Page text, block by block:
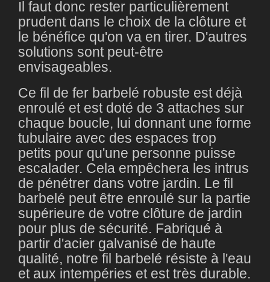
Il faut donc rester particulièrement
prudent dans le choix de la clôture et
le bénéfice qu'on va en tirer. D'autres
solutions sont peut-être
envisageables.
Ce fil de fer barbelé robuste est déjà
enroulé et est doté de 3 attaches sur
chaque boucle, lui donnant une forme
tubulaire avec des espaces trop
petits pour qu'une personne puisse
escalader. Cela empêchera les intrus
de pénétrer dans votre jardin. Le fil
barbelé peut être enroulé sur la partie
supérieure de votre clôture de jardin
pour plus de sécurité. Fabriqué à
partir d'acier galvanisé de haute
qualité, notre fil barbelé résiste à l'eau
et aux intempéries et est très durable.